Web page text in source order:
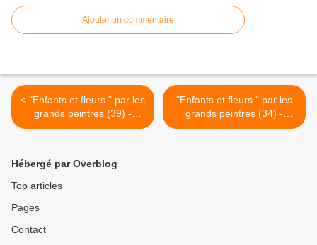
Ajouter un commentaire
< "Enfants et fleurs " par les
grands peintres (39) -
Constantin Makovski (1839-
"Enfants et fleurs " par les
grands peintres (34) -
Edward Atkinson Hornel
Hébergé par Overblog
Top articles
Pages
Contact